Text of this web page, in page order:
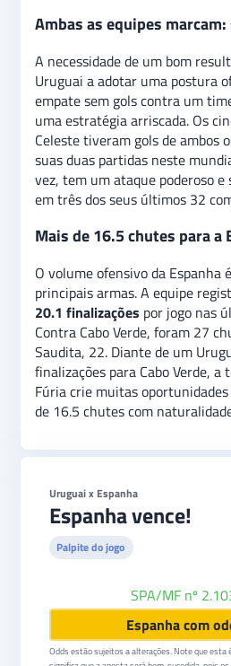
Ambas as equipes
A necessidade de um bom
Uruguai a adotar uma postura
empate sem gols contra um
uma estratégia arriscada. Os
Celeste tiveram gols de ambos
suas duas partidas neste
vez, tem um ataque poderoso e
em três dos seus últimos 32
Mais de 16.5 chutes para a
O volume ofensivo da Espanha
principais armas. A equipe
20.1 finalizações por jogo nas
Contra Cabo Verde, foram 27
Saudita, 22. Diante de um
finalizações para Cabo Verde, a
Fúria crie muitas
de 16.5 chutes com
Uruguai x Espanha
Espanha vence!
Palpite do jogo
SPA/MF nº
Espanha com
Odds estão sujeitos a alterações. Note que esta